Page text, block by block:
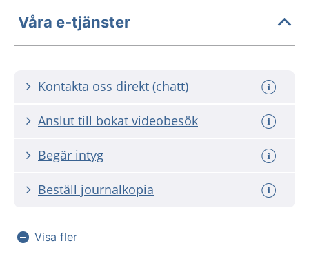
Våra e-tjänster
Kontakta oss direkt (chatt)
Anslut till bokat videobesök
Begär intyg
Beställ journalkopia
Visa fler